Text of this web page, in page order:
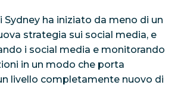
Sydney ha iniziato da meno di un
strategia sui social media, e
i social media e monitorando
in un modo che porta
livello completamente nuovo di